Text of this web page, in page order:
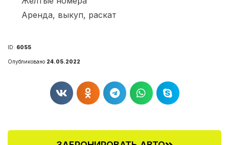
Аренда, выкуп, раскат
ID: 6055
Опубликовано 24.05.2022